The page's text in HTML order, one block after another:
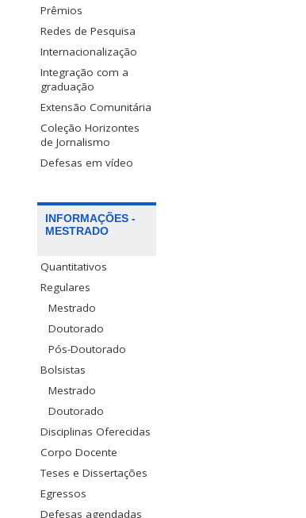
Prêmios
Redes de Pesquisa
Internacionalização
Integração com a
graduação
Extensão Comunitária
Coleção Horizontes
de Jornalismo
Defesas em vídeo
INFORMAÇÕES -
MESTRADO
Quantitativos
Regulares
Mestrado
Doutorado
Pós-Doutorado
Bolsistas
Mestrado
Doutorado
Disciplinas Oferecidas
Corpo Docente
Teses e Dissertações
Egressos
Defesas agendadas